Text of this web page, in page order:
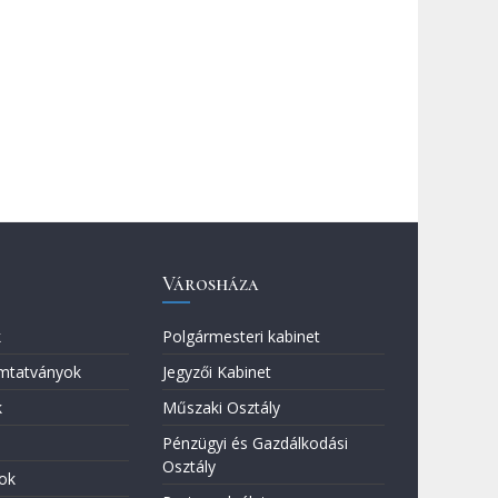
Városháza
Polgármesteri kabinet
Jegyzői Kabinet
Műszaki Osztály
Pénzügyi és Gazdálkodási
Osztály